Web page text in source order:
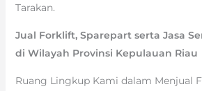
Tarakan.
Jual Forklift, Sparepart serta Jasa
di Wilayah Provinsi Kepulauan Riau
Ruang Lingkup Kami dalam Menjual